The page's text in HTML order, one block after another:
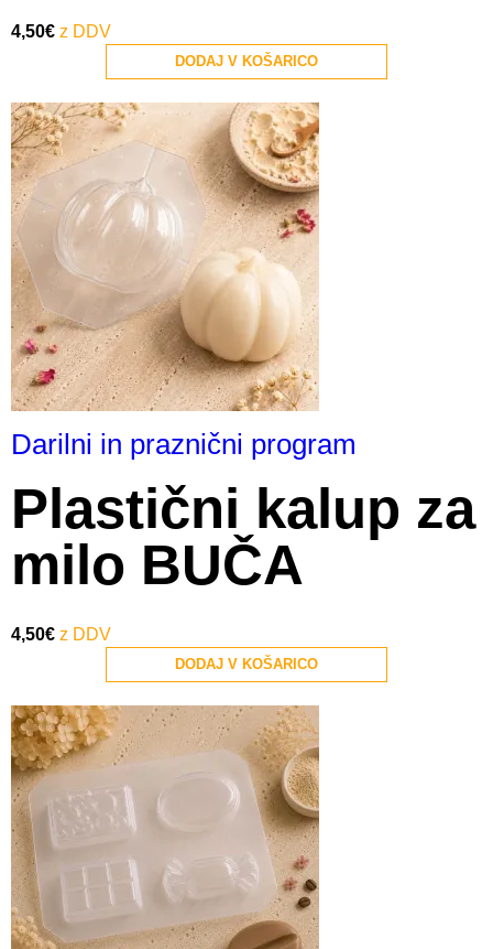
4,50€
DODAJ V KOŠARICO
Darilni in praznični program
Plastični kalup za
milo BUČA
4,50€
DODAJ V KOŠARICO